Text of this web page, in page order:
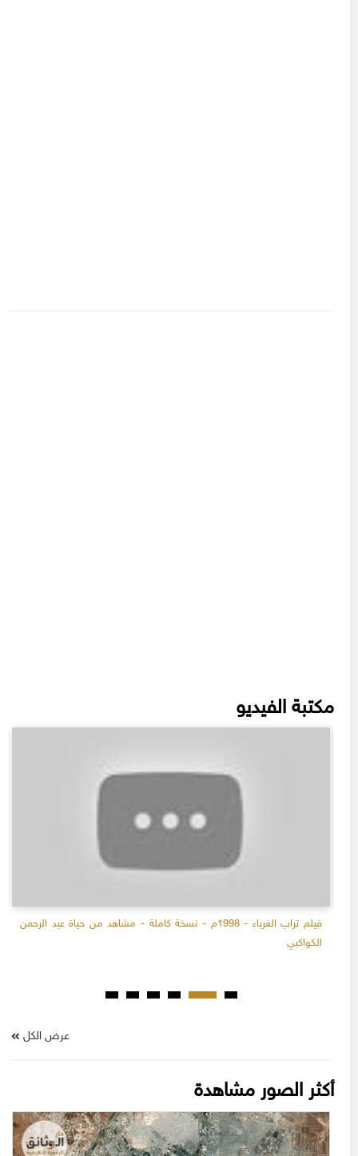
مكتبة الفيديو
فيلم تراب الغرباء - 1998م - نسخة كاملة - مشاهد من حياة عبد الرحمن
الكواكبي
عرض الكل
أكثر الصور مشاهدة